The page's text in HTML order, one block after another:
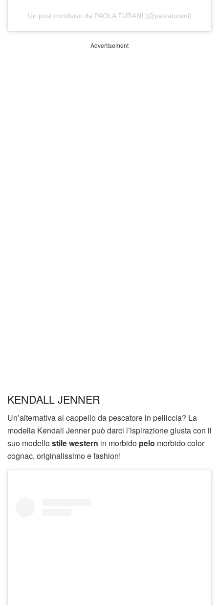
Un post condiviso da PAOLA TURANI (@paolaturani)
Advertisement
KENDALL JENNER
Un’alternativa al cappello da pescatore in pelliccia? La
modella Kendall Jenner può darci l’ispirazione giusta con il
suo modellostile western in morbido pelo morbido color
cognac, originalissimo e fashion!